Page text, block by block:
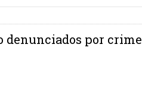
denunciados por crime